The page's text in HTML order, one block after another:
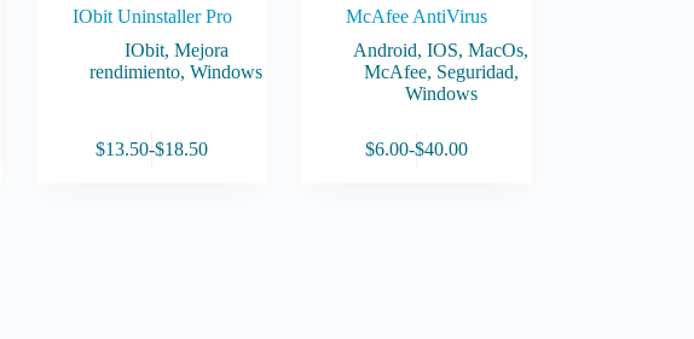
IObit Uninstaller Pro
IObit, Mejora
rendimiento,Windows
$13.50-$18.50
Rango
McAfee AntiVirus
Android,IOS,MacOs,
McAfee, Seguridad,
Windows
$6.00-$40.00
Rango